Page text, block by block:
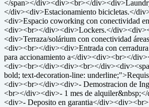
</span></div><div><br></
</div><div>Estacionamiento bicicletas.</
<div>Espacio coworking con conectividad
<div><br></div><div>Lockers.</
<div>Terraza/solárium con conectividad
<div><br></div><div>Entrada con cerradura
para accionamiento a</div><div><br></
<div><br></div><div><br></
bold; text-decoration-line:
<div><br></div><div>- Demostracion de
<br></div><div>- 1 mes de
<div>- Deposito en garantia</